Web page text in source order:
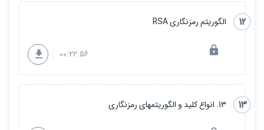
12 الگوریتم رمزنگاری RSA
00:22:56
13 13. انواع کلید و الگوریتمهای رمزنگاری